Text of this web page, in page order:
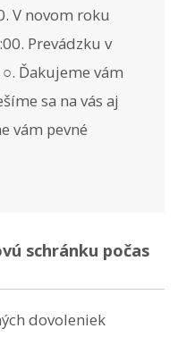
V novom roku
Prevádzku v
Ďakujeme vám
sa na vás aj
vám pevné
schránku počas
dovoleniek